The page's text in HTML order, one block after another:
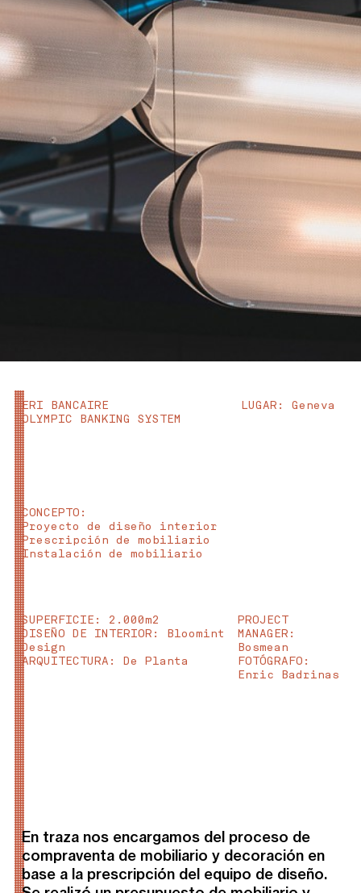
ERI BANCAIRE
OLYMPIC BANKING SYSTEM
LUGAR : Geneva
CONCEPTO:
Proyecto de diseño interior
Prescripción de mobiliario
Instalación de mobiliario
SUPERFICIE : 2.000m2
DISEÑO DE INTERIOR: Bloomint
Design
ARQUITECTURA: De Planta
PROJECT
MANAGER:
Bosmean
FOTÓGRAFO:
Enric Badrinas
En traza nos encargamos del proceso de
compraventa de mobiliario y decoración en
base a la prescripción del equipo de diseño.